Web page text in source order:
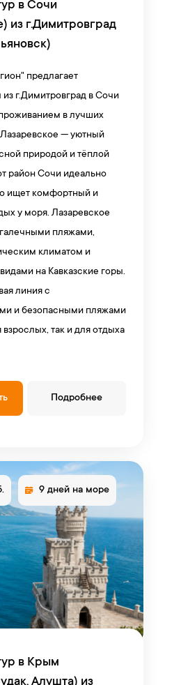
в Сочи
из г.Димитровград
предлагает
г.Димитровград в Сочи
в лучших
— уютный
природой и тёплой
район Сочи идеально
ищет комфортный и
у моря. Лазаревское
пляжами,
климатом и
на Кавказские горы.
линия с
и безопасными пляжами
взрослых, так и для отдыха
Подробнее
9 дней на море
в Крым
Алушта) из